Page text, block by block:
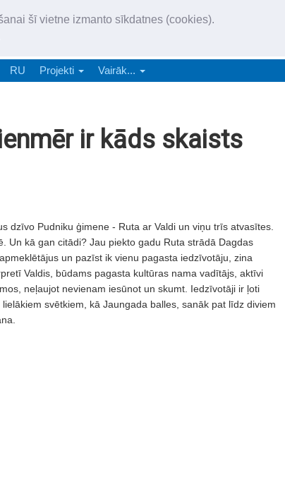
šī vietne izmanto sīkdatnes (cookies).
„Latgales Laiks” latviešu valodā aptver Daugavpils valstspilsētu,
RU Projekti Vairāk...
ir kāds skaists
dzīvo Pudniku ģimene - Ruta ar Valdi un viņu trīs atvasītes.
Un kā gan citādi? Jau piekto gadu Ruta strādā Dagdas
un pazīst ik vienu pagasta iedzīvotāju, zina
Valdis, būdams pagasta kultūras nama vadītājs, aktīvi
neļaujot nevienam iesūnot un skumt. Iedzīvotāji ir ļoti
svētkiem, kā Jaungada balles, sanāk pat līdz diviem